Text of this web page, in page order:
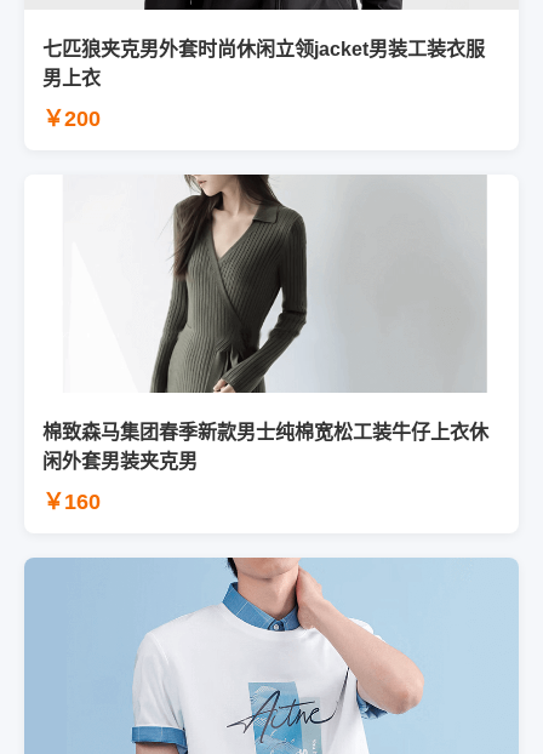
七匹狼夹克男外套时尚休闲立领jacket男装工装衣服
男上衣
￥200
棉致森马集团春季新款男士纯棉宽松工装牛仔上衣休
闲外套男装夹克男
￥160